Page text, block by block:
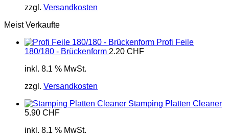
zzgl. Versandkosten
Meist Verkaufte
Profi Feile
180/180 - Brückenform 2.20 CHF
inkl. 8.1 % MwSt.
zzgl. Versandkosten
Stamping Platten Cleaner
5.90 CHF
inkl. 8.1 % MwSt.